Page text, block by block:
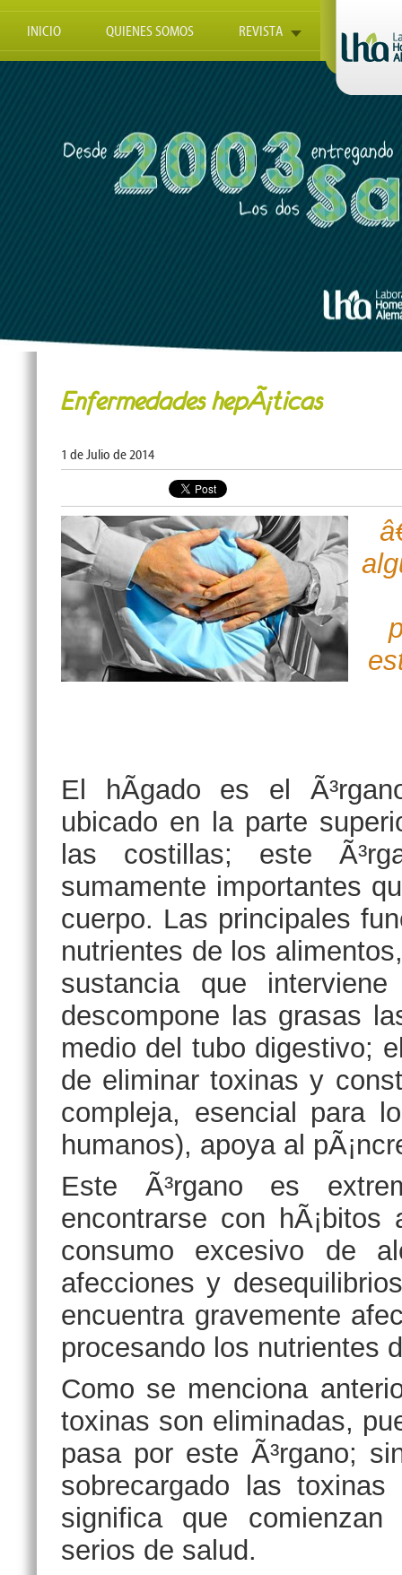
INICIO QUIENES SOMOS REVISTA
Enfermedades hepÃ¡ticas
1 de Julio de 2014
El hÃ­gado es el
ubicado en la parte
las costillas; este
sumamente importantes
cuerpo. Las principales
nutrientes de los
sustancia que
descompone las grasas
medio del tubo digestivo;
de eliminar toxinas y
compleja, esencial para
humanos), apoya al
Este Ã³rgano es
encontrarse con
consumo excesivo de
afecciones y
encuentra gravemente
procesando los nutrientes
Como se menciona
toxinas son eliminadas,
pasa por este Ã³rgano;
sobrecargado las
significa que comienzan
serios de salud.